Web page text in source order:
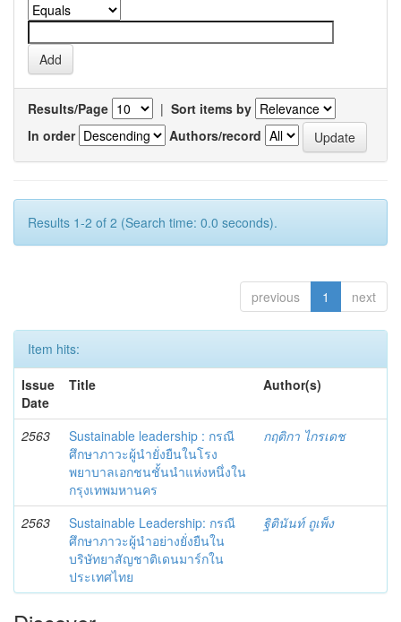
Results/Page | Sort items by
In order
Authors/record
Results 1-2 of 2 (Search time: 0.0 seconds).
previous 1 next
Item hits:
Issue
Date
Title Author(s)
2563
Sustainable leadership : กรณี
ศึกษาภาวะผู้นำยั่งยืนในโรง
พยาบาลเอกชนชั้นนำแห่งหนึ่งใน
กรุงเทพมหานคร
กฤติกา ไกรเดช
2563
Sustainable Leadership: กรณี
ศึกษาภาวะผู้นำอย่างยั่งยืนใน
บริษัทยาสัญชาติเดนมาร์กใน
ประเทศไทย
ฐิตินันท์ ถูเพ็ง